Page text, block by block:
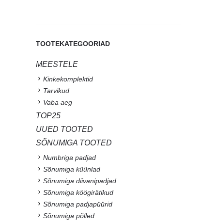
TOOTEKATEGOORIAD
MEESTELE
Kinkekomplektid
Tarvikud
Vaba aeg
TOP25
UUED TOOTED
SÕNUMIGA TOOTED
Numbriga padjad
Sõnumiga küünlad
Sõnumiga diivanipadjad
Sõnumiga köögirätikud
Sõnumiga padjapüürid
Sõnumiga põlled